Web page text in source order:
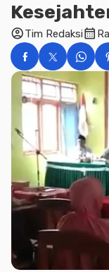
account_circleTim Redaksicalendar_month